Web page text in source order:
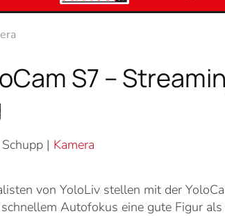
S7 –
| Kamera
von YoloLiv stellen mit der
Autofokus eine gute Figur